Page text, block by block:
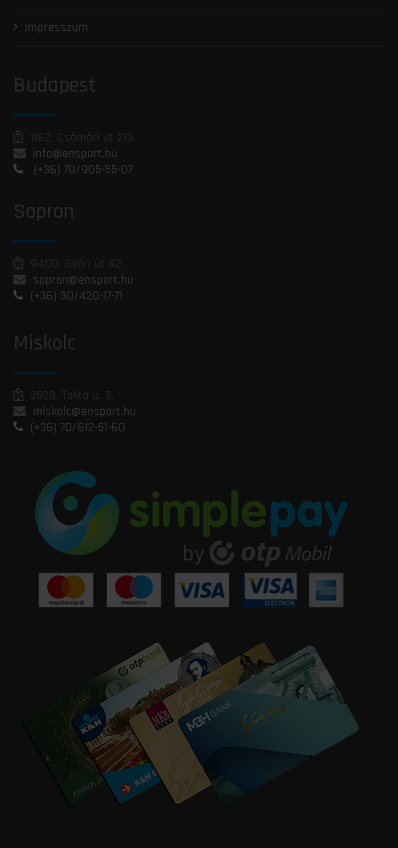
Impresszum
Budapest
1162, Csömöri út 213.
info@ensport.hu
(+36) 70/905-55-07
Sopron
9400, Győri út 42.
sopron@ensport.hu
(+36) 30/420-17-71
Miskolc
3528, Takta u. 3.
miskolc@ensport.hu
(+36) 70/612-51-60